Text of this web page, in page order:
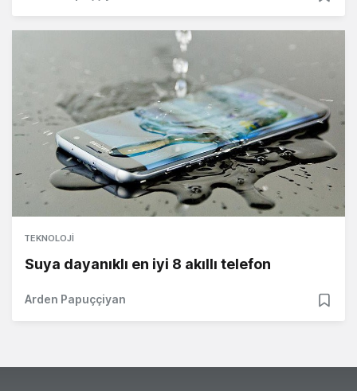
TEKNOLOJI
Suya dayanıklı en iyi 8 akıllı telefon
Arden Papuççiyan